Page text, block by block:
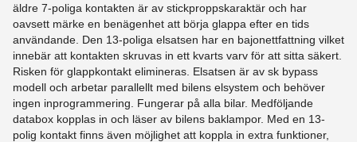
äldre 7-poliga kontakten är av stickproppskaraktär och har
oavsett märke en benägenhet att börja glappa efter en tids
användande. Den 13-poliga elsatsen har en bajonettfattning vilket
innebär att kontakten skruvas in ett kvarts varv för att sitta säkert.
Risken för glappkontakt elimineras. Elsatsen är av sk bypass
modell och arbetar parallellt med bilens elsystem och behöver
ingen inprogrammering. Fungerar på alla bilar. Medföljande
databox kopplas in och läser av bilens baklampor. Med en 13-
polig kontakt finns även möjlighet att koppla in extra funktioner,